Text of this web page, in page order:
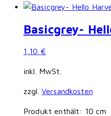
Basicgrey-
1,10 €
inkl. MwSt.
zzgl. Versandkosten
Produkt enthält: 10 cm